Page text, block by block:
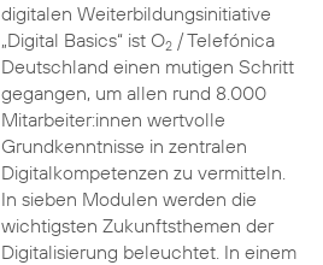
digitalen Weiterbildungsinitiative
„Digital Basics“ ist O2/ Telefónica
Deutschland einen mutigen Schritt
gegangen, um allen rund 8.000
Mitarbeiter:innen wertvolle
Grundkenntnisse in zentralen
Digitalkompetenzen zu vermitteln.
In sieben Modulen werden die
wichtigsten Zukunftsthemen der
Digitalisierung beleuchtet. In einem